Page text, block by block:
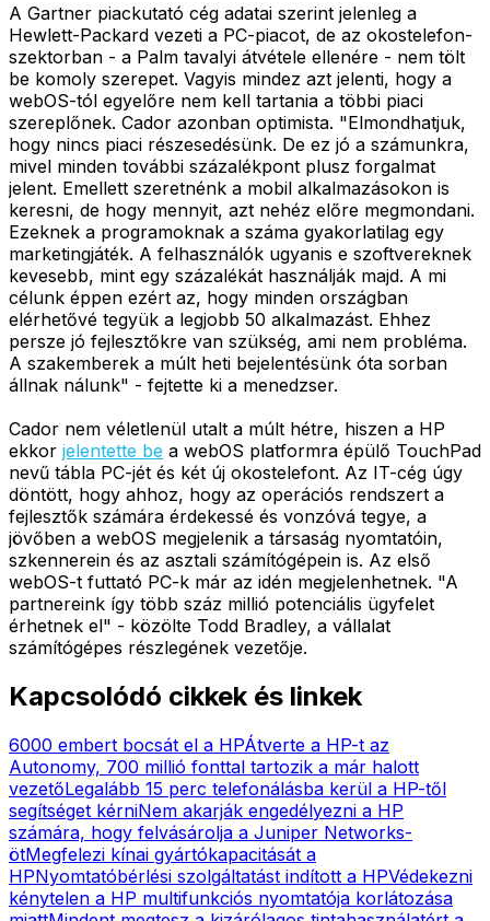
A Gartner piackutató cég adatai szerint jelenleg a
Hewlett-Packard vezeti a PC-piacot, de az okostelefon-
szektorban - a Palm tavalyi átvétele ellenére - nem tölt
be komoly szerepet. Vagyis mindez azt jelenti, hogy a
webOS-tól egyelőre nem kell tartania a többi piaci
szereplőnek. Cador azonban optimista. "Elmondhatjuk,
hogy nincs piaci részesedésünk. De ez jó a számunkra,
mivel minden további százalékpont plusz forgalmat
jelent. Emellett szeretnénk a mobil alkalmazásokon is
keresni, de hogy mennyit, azt nehéz előre megmondani.
Ezeknek a programoknak a száma gyakorlatilag egy
marketingjáték. A felhasználók ugyanis e szoftvereknek
kevesebb, mint egy százalékát használják majd. A mi
célunk éppen ezért az, hogy minden országban
elérhetővé tegyük a legjobb 50 alkalmazást. Ehhez
persze jó fejlesztőkre van szükség, ami nem probléma.
A szakemberek a múlt heti bejelentésünk óta sorban
állnak nálunk" - fejtette ki a menedzser.
Cador nem véletlenül utalt a múlt hétre, hiszen a HP
ekkor jelentette be a webOS platformra épülő TouchPad
nevű tábla PC-jét és két új okostelefont. Az IT-cég úgy
döntött, hogy ahhoz, hogy az operációs rendszert a
fejlesztők számára érdekessé és vonzóvá tegye, a
jövőben a webOS megjelenik a társaság nyomtatóin,
szkennerein és az asztali számítógépein is. Az első
webOS-t futtató PC-k már az idén megjelenhetnek. "A
partnereink így több száz millió potenciális ügyfelet
érhetnek el" - közölte Todd Bradley, a vállalat
számítógépes részlegének vezetője.
Kapcsolódó cikkek és linkek
6000 embert bocsát el a HPÁtverte a HP-t az
Autonomy, 700 millió fonttal tartozik a már halott
vezetőLegalább 15 perc telefonálásba kerül a HP-től
segítséget kérniNem akarják engedélyezni a HP
számára, hogy felvásárolja a Juniper Networks-
ötMegfelezi kínai gyártókapacitását a
HPNyomtatóbérlési szolgáltatást indított a HPVédekezni
kénytelen a HP multifunkciós nyomtatója korlátozása